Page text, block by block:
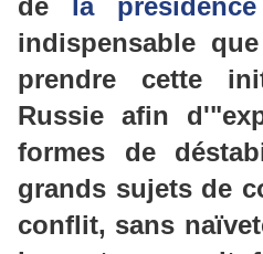
indispensable
prendre cette
Russie afin d'"
formes de
grands sujets de
conflit, sans